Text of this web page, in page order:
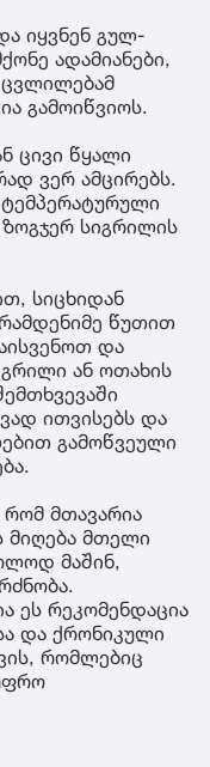
იყვნენ გულ-
ადამიანები,
ცვლილებამ
გამოიწვიოს.
ცივი წყალი
ვერ ამცირებს.
სიგრილის
სიცხიდან
წუთით
და
ან ოთახის
ითვისებს და
გამოწვეული
რომ მთავარია
მიღება მთელი
მაშინ,
ეს რეკომენდაცია
და ქრონიკული
რომლებიც